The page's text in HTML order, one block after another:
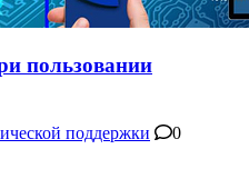
пользовании
поддержки
0